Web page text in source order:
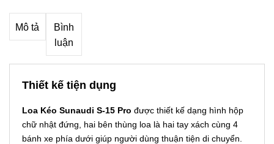
Mô tả
Bình
luận
Thiết kế tiện dụng
Loa Kéo Sunaudi S-15 Pro được thiết kế dạng hình hộp
chữ nhật đứng, hai bên thùng loa là hai tay xách cùng 4
bánh xe phía dưới giúp người dùng thuận tiện di chuyển.